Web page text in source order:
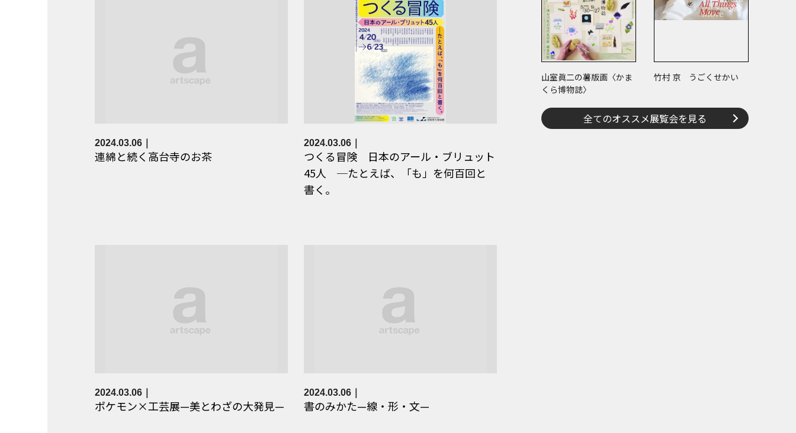
2024.03.06
連綿と続く高台寺のお茶
2024.03.06
つくる冒険 日本のアール・ブリュット
45人 ─たとえば、「も」を何百回と
書く。
2024.03.06
ポケモン×工芸展—美とわざの大発見—
2024.03.06
書のみかた—線・形・文—
山室眞二の薯版画〈かま
くら博物誌〉
竹村 京 うごくせかい
全てのオススメ展覧会を見る